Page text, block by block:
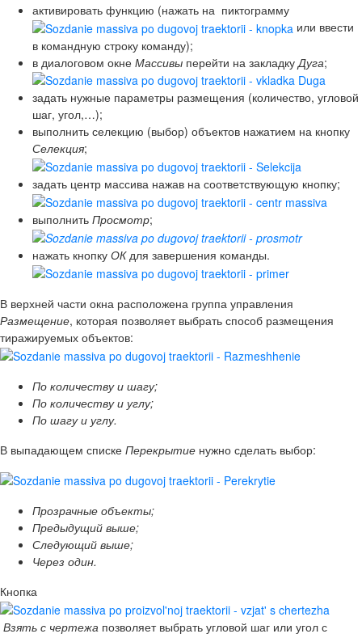
активировать функцию (нажать на пиктограмму
или ввести
в командную строку команду);
в диалоговом окне Массивы перейти на закладку Дуга;
задать нужные параметры размещения (количество, угловой
шаг, угол,…);
выполнить селекцию (выбор) объектов нажатием на кнопку
Селекция;
задать центр массива нажав на соответствующую кнопку;
выполнить Просмотр;
нажать кнопку ОКдля завершения команды.
В верхней части окна расположена группа управления
Размещение, которая позволяет выбрать способ размещения
тиражируемых объектов:
По количеству и шагу;
По количеству и углу;
По шагу и углу.
В выпадающем списке Перекрытие нужно сделать выбор:
Прозрачные объекты;
Предыдущий выше;
Следующий выше;
Через один.
Кнопка
Взять с чертежа позволяет выбрать угловой шаг или угол с